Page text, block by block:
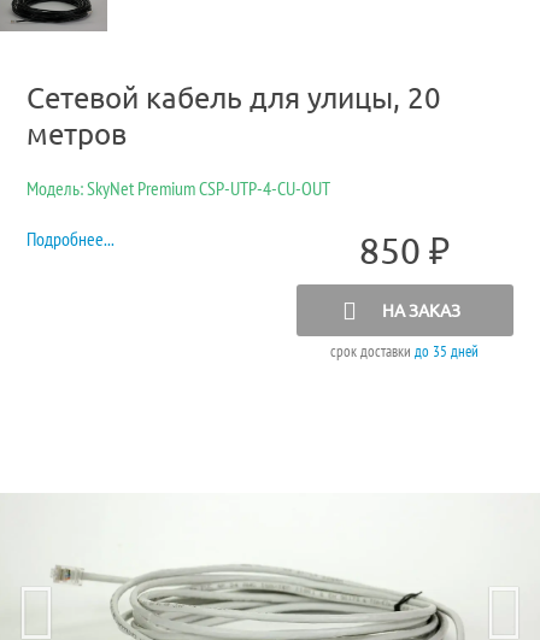
Сетевой кабель для улицы, 20
метров
Модель: SkyNet Premium CSP-UTP-4-CU-OUT
Подробнее... 850 ₽
НА ЗАКАЗ
срок доставкидо 35 дней